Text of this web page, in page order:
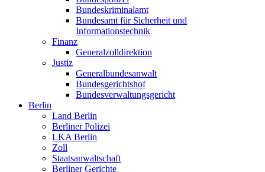
Bundeskriminalamt
Bundesamt für Sicherheit und
Informationstechnik
Finanz
Generalzolldirektion
Justiz
Generalbundesanwalt
Bundesgerichtshof
Bundesverwaltungsgericht
Berlin
Land Berlin
Berliner Polizei
LKA Berlin
Zoll
Staatsanwaltschaft
Berliner Gerichte